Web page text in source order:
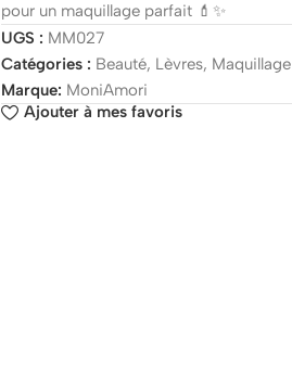
pour un maquillage parfait 💄✨
UGS : MM027
Catégories : Beauté, Lèvres, Maquillage
Marque: MoniAmori
Ajouter à mes favoris